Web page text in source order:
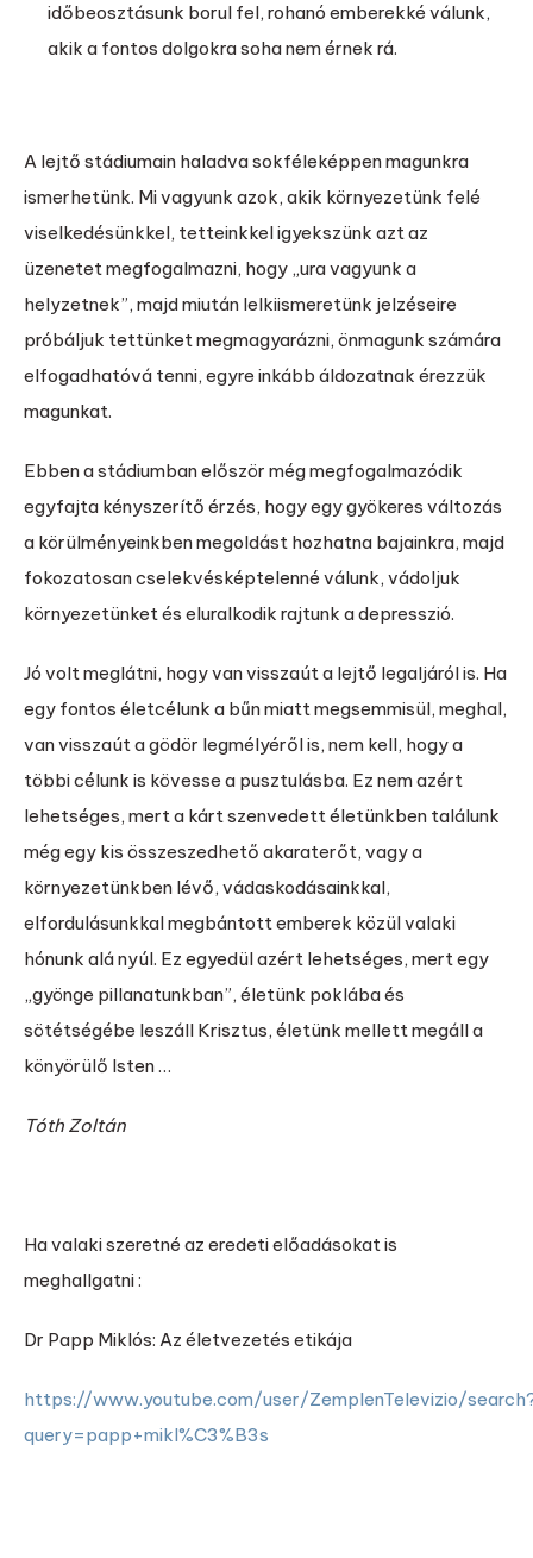
időbeosztásunk borul fel, rohanó emberekké válunk,
akik a fontos dolgokra soha nem érnek rá.
A lejtő stádiumain haladva sokféleképpen magunkra
ismerhetünk. Mi vagyunk azok, akik környezetünk felé
viselkedésünkkel, tetteinkkel igyekszünk azt az
üzenetet megfogalmazni, hogy „ura vagyunk a
helyzetnek”, majd miután lelkiismeretünk jelzéseire
próbáljuk tettünket megmagyarázni, önmagunk számára
elfogadhatóvá tenni, egyre inkább áldozatnak érezzük
magunkat.
Ebben a stádiumban először még megfogalmazódik
egyfajta kényszerítő érzés, hogy egy gyökeres változás
a körülményeinkben megoldást hozhatna bajainkra, majd
fokozatosan cselekvésképtelenné válunk, vádoljuk
környezetünket és eluralkodik rajtunk a depresszió.
Jó volt meglátni, hogy van visszaút a lejtő legaljáról is. Ha
egy fontos életcélunk a bűn miatt megsemmisül, meghal,
van visszaút a gödör legmélyéről is, nem kell, hogy a
többi célunk is kövesse a pusztulásba. Ez nem azért
lehetséges, mert a kárt szenvedett életünkben találunk
még egy kis összeszedhető akaraterőt, vagy a
környezetünkben lévő, vádaskodásainkkal,
elfordulásunkkal megbántott emberek közül valaki
hónunk alá nyúl. Ez egyedül azért lehetséges, mert egy
„gyönge pillanatunkban”, életünk poklába és
sötétségébe leszáll Krisztus, életünk mellett megáll a
könyörülő Isten …
Tóth Zoltán
Ha valaki szeretné az eredeti előadásokat is
meghallgatni :
Dr Papp Miklós: Az életvezetés etikája
https://www.youtube.com/user/ZemplenTelevizio/
query=papp+mikl%C3%B3s